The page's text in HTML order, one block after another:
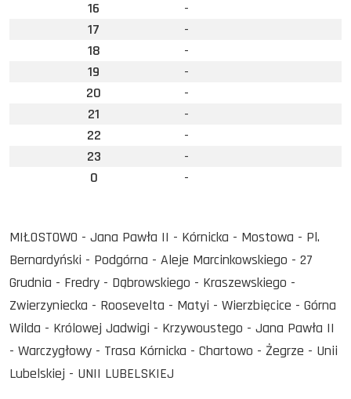
16
-
17
-
18
-
19
-
20
-
21
-
22
-
23
-
0
-
MIŁOSTOWO - Jana Pawła II - Kórnicka - Mostowa - Pl.
Bernardyński - Podgórna - Aleje Marcinkowskiego - 27
Grudnia - Fredry - Dąbrowskiego - Kraszewskiego -
Zwierzyniecka - Roosevelta - Matyi - Wierzbięcice - Górna
Wilda - Królowej Jadwigi - Krzywoustego - Jana Pawła II
- Warczygłowy - Trasa Kórnicka - Chartowo - Żegrze - Unii
Lubelskiej - UNII LUBELSKIEJ